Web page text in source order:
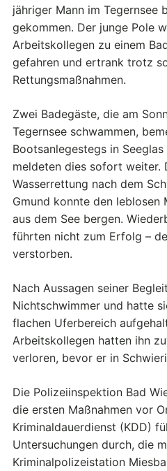
jähriger Mann im Tegernsee
gekommen. Der junge Pole
Arbeitskollegen zu einem
gefahren und ertrank trotz
Rettungsmaßnahmen.
Zwei Badegäste, die am
Tegernsee schwammen,
Bootsanlegestegs in
meldeten dies sofort weiter.
Wasserrettung nach dem
Gmund konnte den leblosen
aus dem See bergen.
führten nicht zum Erfolg –
verstorben.
Nach Aussagen seiner
Nichtschwimmer und hatte
flachen Uferbereich
Arbeitskollegen hatten ihn
verloren, bevor er in
Die Polizeiinspektion Bad
die ersten Maßnahmen vor
Kriminaldauerdienst (KDD)
Untersuchungen durch, die
Kriminalpolizeistation